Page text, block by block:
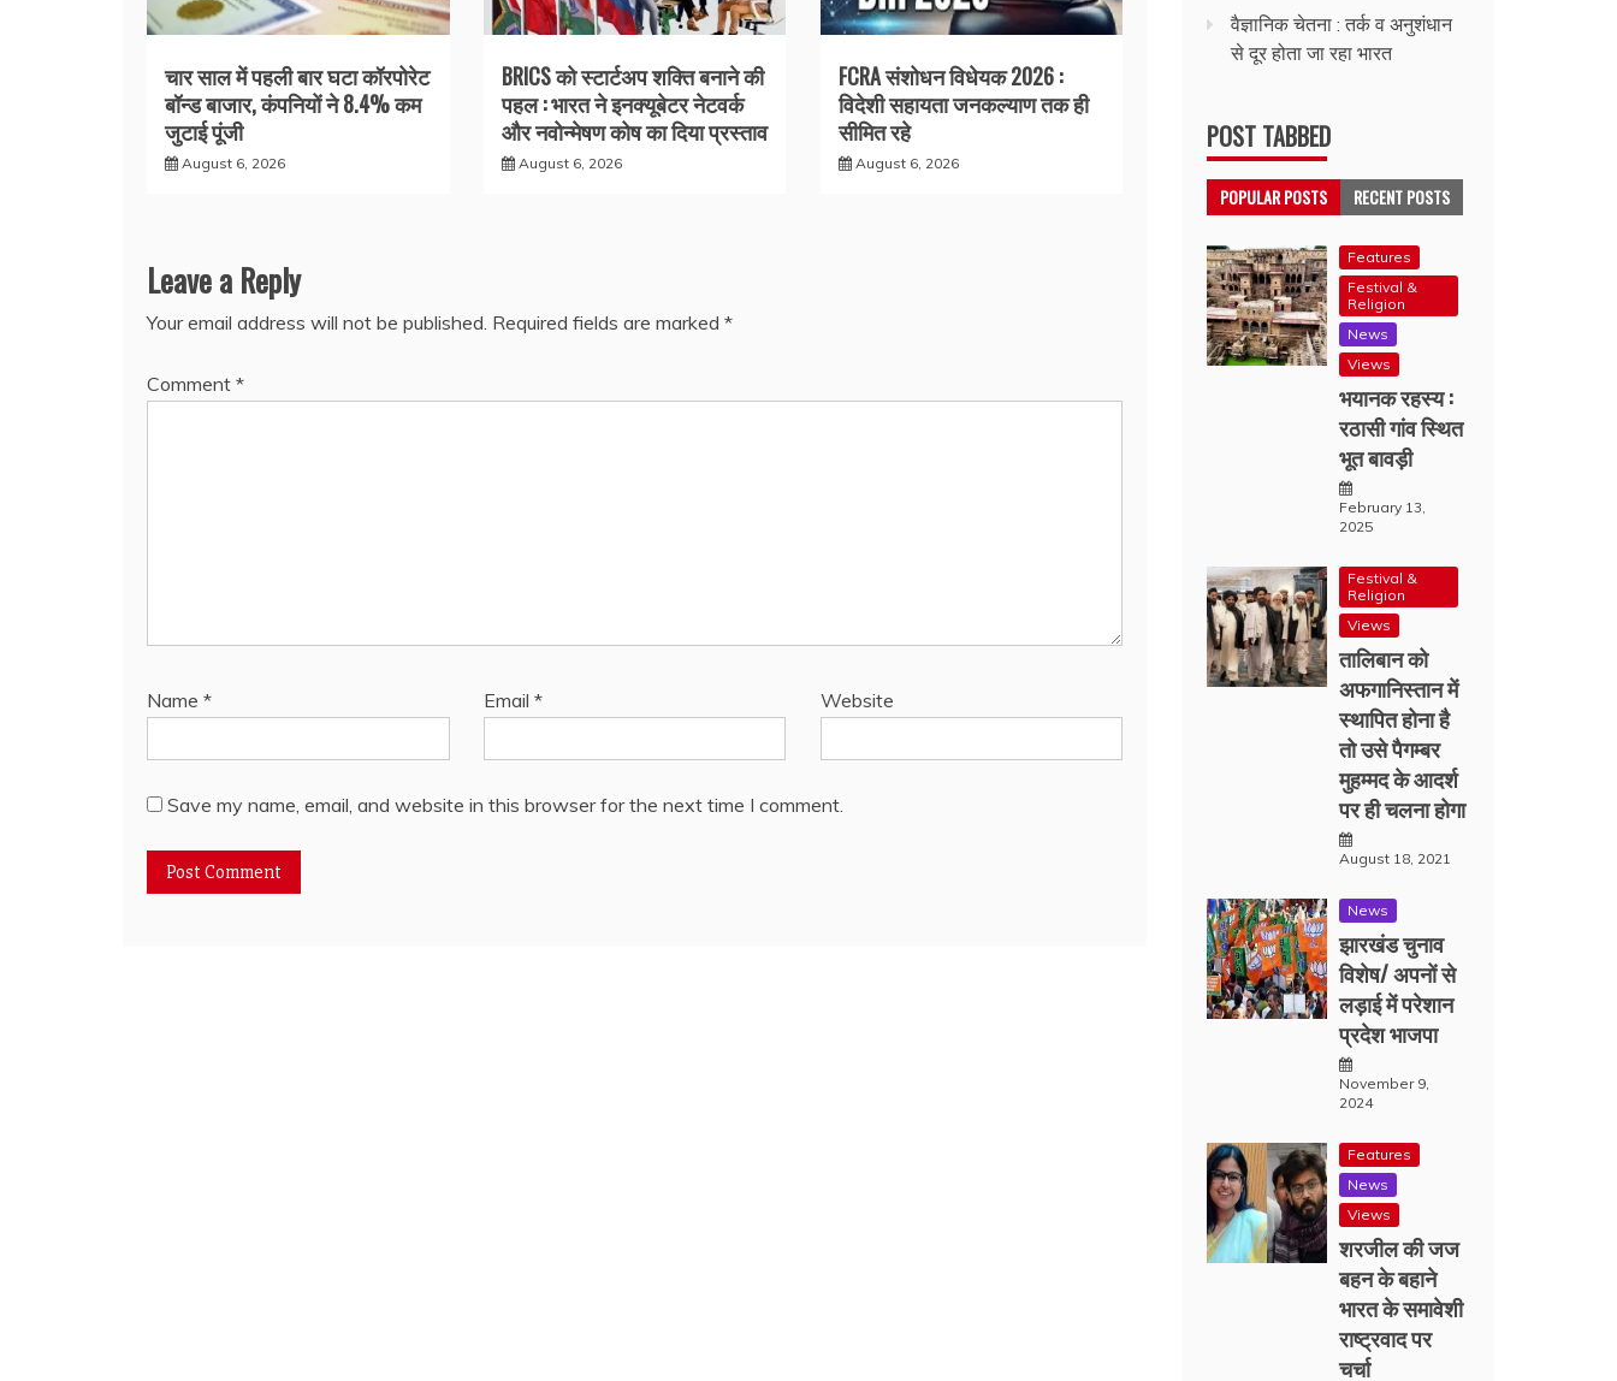
चार साल में पहली बार घटा कॉरपोरेट
बॉन्ड बाजार, कंपनियों ने 8.4% कम
जुटाई पूंजी
August 6, 2026
BRICS को स्टार्टअप शक्ति बनाने की
पहल : भारत ने इनक्यूबेटर नेटवर्क
और नवोन्मेषण कोष का दिया प्रस्ताव
August 6, 2026
FCRA संशोधन विधेयक 2026 :
विदेशी सहायता जनकल्याण तक ही
सीमित रहे
August 6, 2026
Leave a Reply
Your email address will not be published. Required fields are marked *
Comment *
Name * Email * Website
Save my name, email, and website in this browser for the next time I comment.
वैज्ञानिक चेतना : तर्क व अनुशंधान
से दूर होता जा रहा भारत
POST TABBED
POPULAR POSTS RECENT POSTS
Features
Festival &
Religion
News
Views
भयानक रहस्य :
रठासी गांव स्थित
भूत बावड़ी
February 13,
2025
Festival &
Religion
Views
तालिबान को
अफगानिस्तान में
स्थापित होना है
तो उसे पैगम्बर
मुहम्मद के आदर्श
पर ही चलना होगा
August 18, 2021
News
झारखंड चुनाव
विशेष/ अपनों से
लड़ाई में परेशान
प्रदेश भाजपा
November 9,
2024
Features
News
Views
शरजील की जज
बहन के बहाने
भारत के समावेशी
राष्ट्रवाद पर
चर्चा